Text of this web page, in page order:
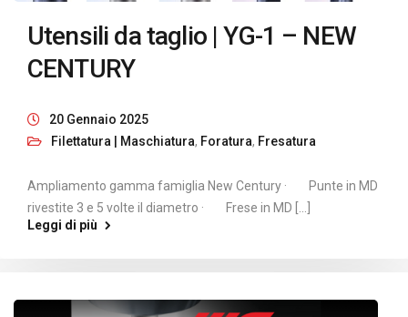
Utensili da taglio | YG-1 – NEW
CENTURY
20 Gennaio 2025
Filettatura | Maschiatura, Foratura, Fresatura
Ampliamento gamma famiglia New Century · Punte in MD
rivestite 3 e 5 volte il diametro · Frese in MD [...]
Leggi di più